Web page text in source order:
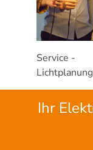
Service -
Lichtplanung
Ihr